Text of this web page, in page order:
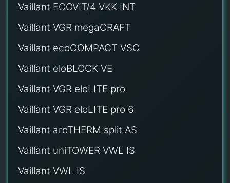
Vaillant ECOVIT/4 VKK INT
Vaillant VGR megaCRAFT
Vaillant ecoCOMPACT VSC
Vaillant eloBLOCK VE
Vaillant VGR eloLITE pro
Vaillant VGR eloLITE pro 6
Vaillant aroTHERM split AS
Vaillant uniTOWER VWL IS
Vaillant VWL IS